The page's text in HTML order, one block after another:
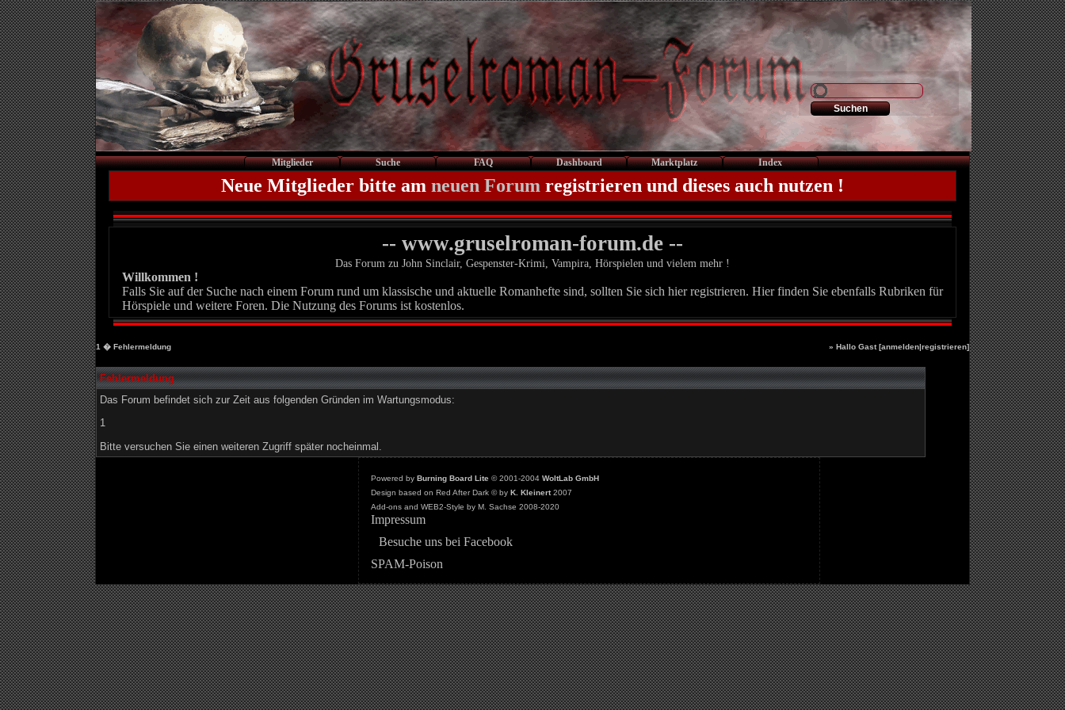
Mitglieder Suche FAQ Dashboard Marktplatz Index
Neue Mitglieder bitte am neuen Forum registrieren und dieses auch nutzen !
-- www.gruselroman-forum.de --
Das Forum zu John Sinclair, Gespenster-Krimi, Vampira, Hörspielen und vielem mehr !
Willkommen !
Falls Sie auf der Suche nach einem Forum rund um klassische und aktuelle Romanhefte sind, sollten Sie sich hier registrieren. Hier finden Sie ebenfalls Rubriken für
Hörspiele und weitere Foren. Die Nutzung des Forums ist kostenlos.
1 � Fehlermeldung » Hallo Gast [anmelden|registrieren]
Fehlermeldung
Das Forum befindet sich zur Zeit aus folgenden Gründen im Wartungsmodus:
1
Bitte versuchen Sie einen weiteren Zugriff später nocheinmal.
Powered by Burning Board Lite© 2001-2004 WoltLab GmbH
Design based on Red After Dark © by K. Kleinert2007
Add-ons and WEB2-Style by M. Sachse 2008-2020
Impressum
Besuche uns bei Facebook
SPAM-Poison